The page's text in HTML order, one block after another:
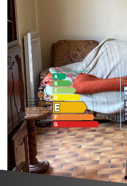
Diagnostics énergétiques
Montant estimé des dépenses
un usage standard entre 1349€
référence 01/09/2021.